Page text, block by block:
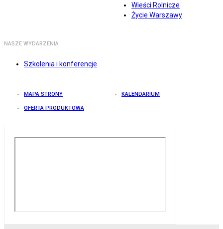
Wieści Rolnicze
Życie Warszawy
NASZE WYDARZENIA
Szkolenia i konferencje
MAPA STRONY KALENDARIUM
OFERTA PRODUKTOWA